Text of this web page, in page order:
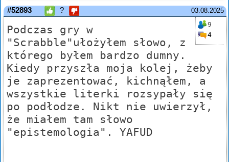
03.08.2025
#52893 ?
9
4
Podczas gry w
"Scrabble"ułożyłem słowo, z
którego byłem bardzo dumny.
Kiedy przyszła moja kolej, żeby
je zaprezentować, kichnąłem, a
wszystkie literki rozsypały się
po podłodze. Nikt nie uwierzył,
że miałem tam słowo
"epistemologia". YAFUD